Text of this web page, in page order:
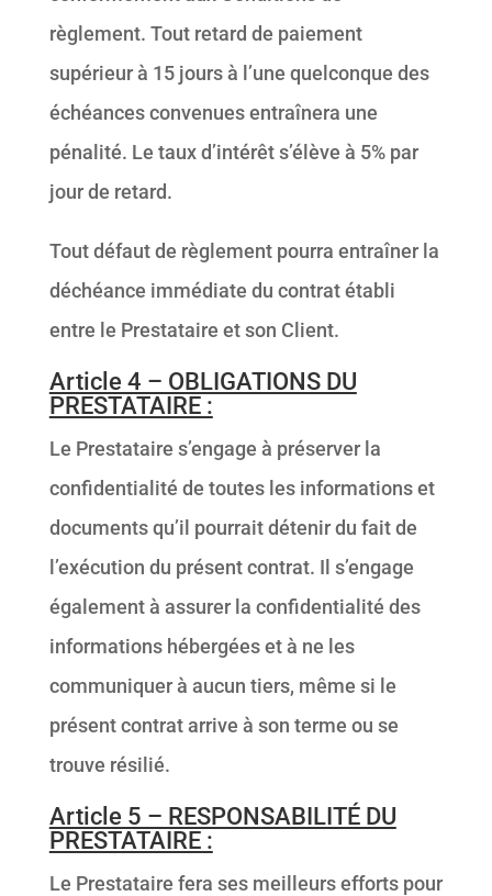
règlement. Tout retard de paiement
supérieur à 15 jours à l’une quelconque des
échéances convenues entraînera une
pénalité. Le taux d’intérêt s’élève à 5% par
jour de retard.
Tout défaut de règlement pourra entraîner la
déchéance immédiate du contrat établi
entre le Prestataire et son Client.
Article 4 – OBLIGATIONS DU
PRESTATAIRE :
Le Prestataire s’engage à préserver la
confidentialité de toutes les informations et
documents qu’il pourrait détenir du fait de
l’exécution du présent contrat. Il s’engage
également à assurer la confidentialité des
informations hébergées et à ne les
communiquer à aucun tiers, même si le
présent contrat arrive à son terme ou se
trouve résilié.
Article 5 – RESPONSABILITÉ DU
PRESTATAIRE :
Le Prestataire fera ses meilleurs efforts pour